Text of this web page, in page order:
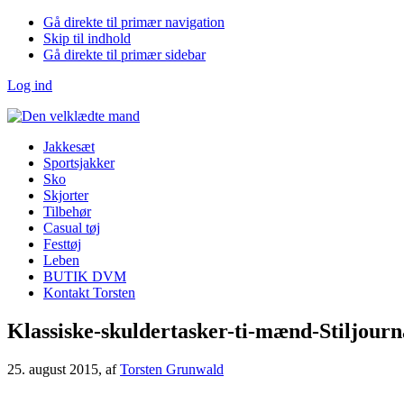
Gå direkte til primær navigation
Skip til indhold
Gå direkte til primær sidebar
Log ind
Jakkesæt
Sportsjakker
Sko
Skjorter
Tilbehør
Casual tøj
Festtøj
Leben
BUTIK DVM
Kontakt Torsten
Klassiske-skuldertasker-ti-mænd-
25. august 2015, afTorsten Grunwald